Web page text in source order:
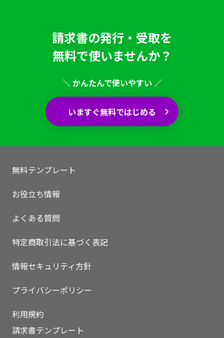
いますぐ無料登録
請求書の発行・受取を
無料で使いませんか？
＼ かんたんで使いやすい ／
いますぐ無料ではじめる
無料テンプレート
お役立ち情報
よくある質問
特定商取引法に基づく表記
情報セキュリティ方針
プライバシーポリシー
利用規約
請求書テンプレート